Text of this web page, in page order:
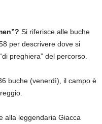
Si riferisce alle buche
per descrivere dove si
preghiera” del percorso.
buche (venerdì), il campo è
alla leggendaria Giacca